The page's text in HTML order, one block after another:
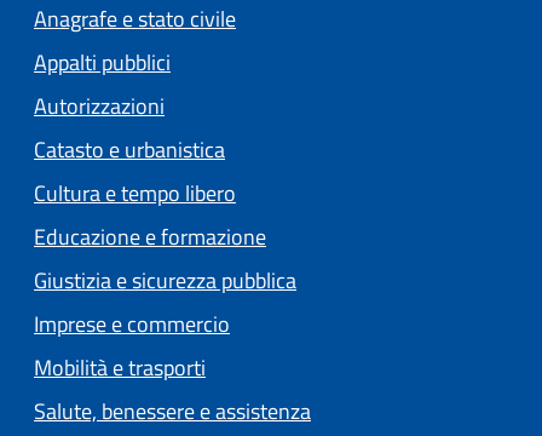
Anagrafe e stato civile
Appalti pubblici
Autorizzazioni
Catasto e urbanistica
Cultura e tempo libero
Educazione e formazione
Giustizia e sicurezza pubblica
Imprese e commercio
Mobilità e trasporti
Salute, benessere e assistenza